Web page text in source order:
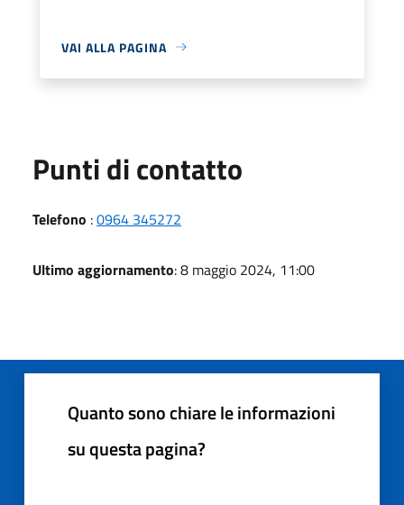
VAI ALLA PAGINA
Punti di contatto
Telefono :0964 345272
Ultimo aggiornamento: 8 maggio 2024, 11:00
Quanto sono chiare le informazioni
su questa pagina?